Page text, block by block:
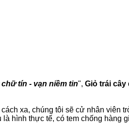
tín - vạn niềm tin", Giỏ trái cây
xa, chúng tôi sẽ cử nhân viên
hình thực tế, có tem chống hàng